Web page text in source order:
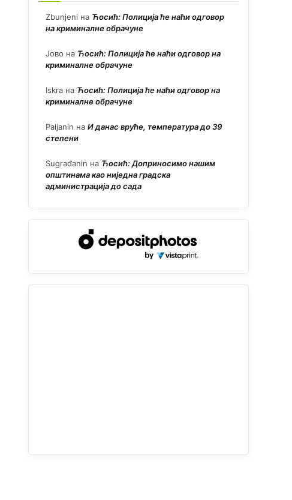
Zbunjeni на Ћосић: Полиција ће наћи одговор
на криминалне обрачуне
Јово на Ћосић: Полиција ће наћи одговор на
криминалне обрачуне
Iskra на Ћосић: Полиција ће наћи одговор на
криминалне обрачуне
Paljanin на И данас вруће, температура до 39
степени
Sugrađanin на Ћосић: Доприносимо нашим
општинама као ниједна градска
администрација до сада